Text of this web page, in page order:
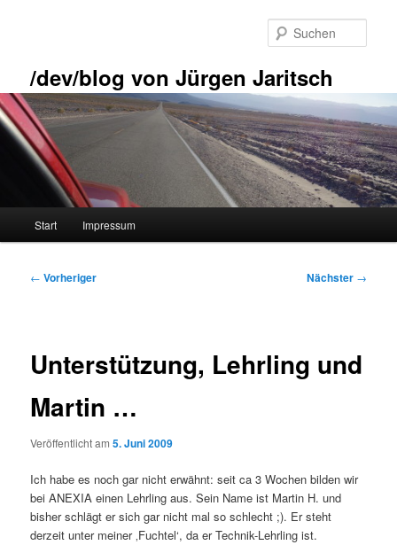
/dev/blog von Jürgen Jaritsch
Start Impressum
Beitragsnavigation
← Vorheriger Nächster →
Unterstützung, Lehrling und
Martin …
Veröffentlicht am5. Juni 2009
Ich habe es noch gar nicht erwähnt: seit ca 3 Wochen bilden wir
bei ANEXIA einen Lehrling aus. Sein Name ist Martin H. und
bisher schlägt er sich gar nicht mal so schlecht ;). Er steht
derzeit unter meiner ‚Fuchtel‘, da er Technik-Lehrling ist.